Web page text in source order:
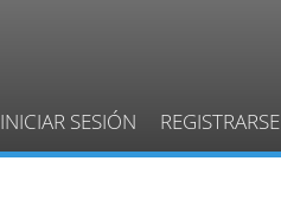
INICIAR SESIÓN REGISTRARSE